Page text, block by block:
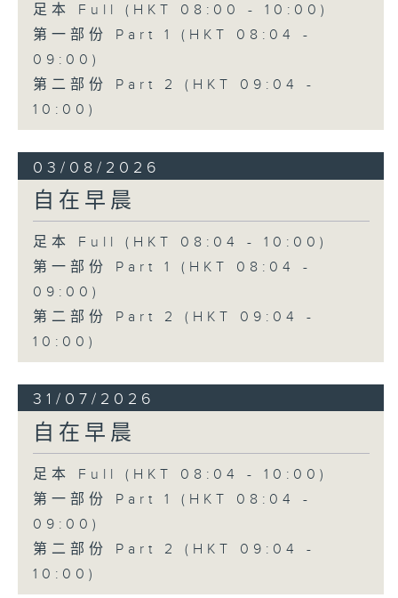
足本 Full (HKT 08:00 - 10:00)
第一部份 Part 1 (HKT 08:04 -
09:00)
第二部份 Part 2 (HKT 09:04 -
10:00)
03/08/2026
自在早晨
足本 Full (HKT 08:04 - 10:00)
第一部份 Part 1 (HKT 08:04 -
09:00)
第二部份 Part 2 (HKT 09:04 -
10:00)
31/07/2026
自在早晨
足本 Full (HKT 08:04 - 10:00)
第一部份 Part 1 (HKT 08:04 -
09:00)
第二部份 Part 2 (HKT 09:04 -
10:00)